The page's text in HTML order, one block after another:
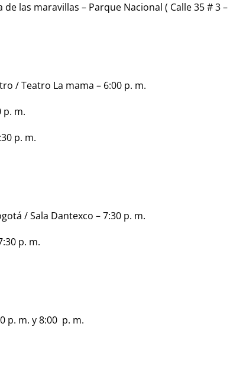
las maravillas – Parque Nacional ( Calle 35 # 3 –
/ Teatro La mama – 6:00 p. m.
p. m.
p. m.
/ Sala Dantexco – 7:30 p. m.
p. m.
p. m. y 8:00 p. m.